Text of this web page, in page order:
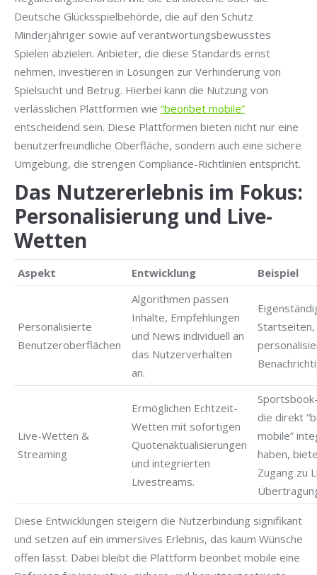
Deutsche Glücksspielbehörde, die auf den Schutz
Minderjähriger sowie auf verantwortungsbewusstes
Spielen abzielen. Anbieter, die diese Standards ernst
nehmen, investieren in Lösungen zur Verhinderung von
Spielsucht und Betrug. Hierbei kann die Nutzung von
verlässlichen Plattformen wie “beonbet mobile”
entscheidend sein. Diese Plattformen bieten nicht nur eine
benutzerfreundliche Oberfläche, sondern auch eine sichere
Umgebung, die strengen Compliance-Richtlinien entspricht.
Das Nutzererlebnis im Fokus:
Personalisierung und Live-
Wetten
Aspekt Entwicklung Beispiel
Personalisierte
Benutzeroberflächen
Algorithmen passen
Inhalte, Empfehlungen
und News individuell an
das Nutzerverhalten
an.
Startseiten,
Live-Wetten &
Streaming
Ermöglichen Echtzeit-
Wetten mit sofortigen
Quotenaktualisierungen
und integrierten
Livestreams.
die direkt
mobile”
haben,
Zugang zu
Diese Entwicklungen steigern die Nutzerbindung signifikant
und setzen auf ein immersives Erlebnis, das kaum Wünsche
offen lässt. Dabei bleibt die Plattform beonbet mobile eine